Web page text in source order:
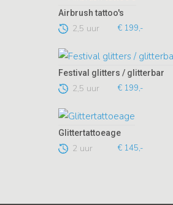
Airbrush tattoo's
2,5 uur € 199,-
Festival glitters / glitterbar
2,5 uur € 199,-
Glittertattoeage
2 uur € 145,-